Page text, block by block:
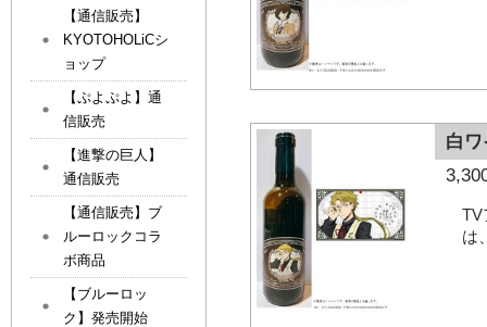
白
TV
は
【通信販売】
KYOTOHOLiCシ
ョップ
【ぷよぷよ】通
信販売
【進撃の巨人】
通信販売
【通信販売】ブ
ルーロックコラ
ボ商品
【ブルーロッ
ク】発売開始